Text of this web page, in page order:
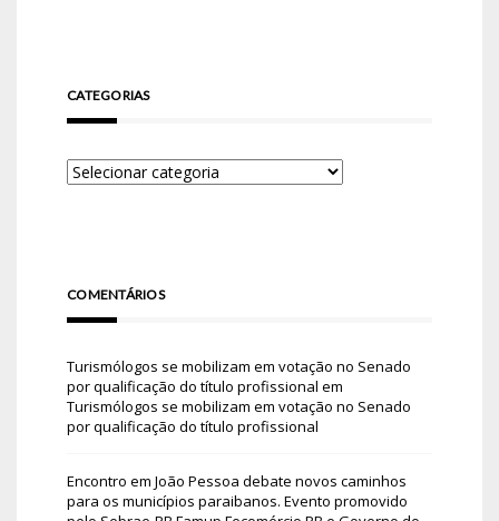
CATEGORIAS
COMENTÁRIOS
Turismólogos se mobilizam em votação no Senado
por qualificação do título profissional em
Turismólogos se mobilizam em votação no Senado
por qualificação do título profissional
Encontro em João Pessoa debate novos caminhos
para os municípios paraibanos. Evento promovido